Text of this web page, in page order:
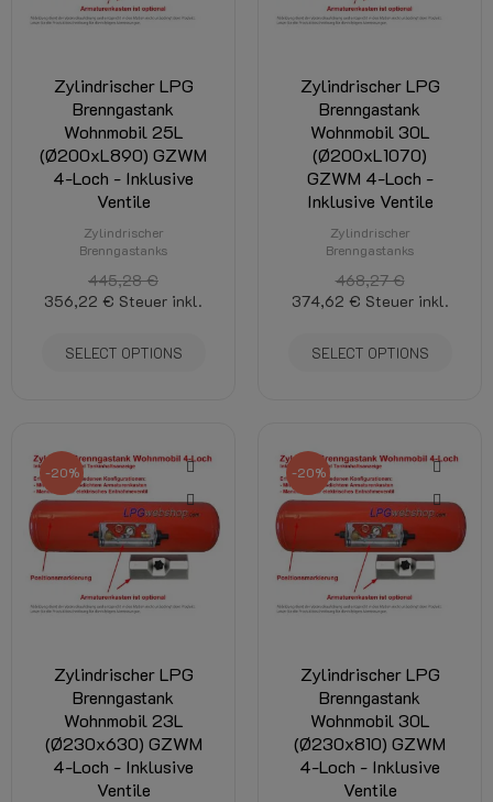
Zylindrischer LPG
Brenngastank
Wohnmobil 25L
(Ø200xL890) GZWM
4-Loch - Inklusive
Ventile
Zylindrischer
Brenngastanks
445,28 €
356,22 € Steuer inkl.
SELECT OPTIONS
Zylindrischer LPG
Brenngastank
Wohnmobil 30L
(Ø200xL1070)
GZWM 4-Loch -
Inklusive Ventile
Zylindrischer
Brenngastanks
468,27 €
374,62 € Steuer inkl.
SELECT OPTIONS
-20%
Zylindrischer LPG
Brenngastank
Wohnmobil 23L
(Ø230x630) GZWM
4-Loch - Inklusive
Ventile
-20%
Zylindrischer LPG
Brenngastank
Wohnmobil 30L
(Ø230x810) GZWM
4-Loch - Inklusive
Ventile